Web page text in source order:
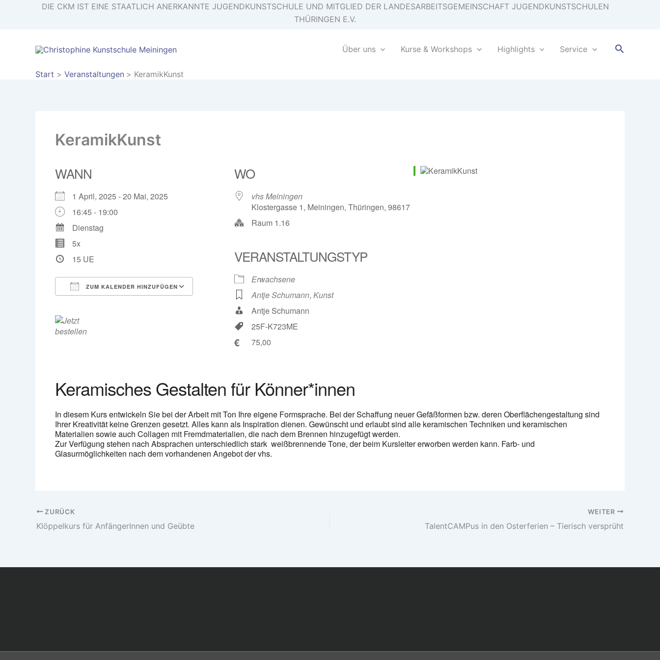
DIE CKM IST EINE STAATLICH ANERKANNTE JUGENDKUNSTSCHULE UND MITGLIED DER LANDESARBEITSGEMEINSCHAFT JUGENDKUNSTSCHULEN
THÜRINGEN E.V.
Über uns Kurse & Workshops Highlights Service Suchen
Start Veranstaltungen KeramikKunst
KeramikKunst
WANN
1 April, 2025 - 20 Mai, 2025
16:45 - 19:00
Dienstag
5x
15 UE
ZUM KALENDER HINZUFÜGEN
Google Kalender
WO
vhs Meiningen
Klostergasse 1, Meiningen, Thüringen, 98617
Raum 1.16
VERANSTALTUNGSTYP
Erwachsene
Antje Schumann, Kunst
Antje Schumann
25F-K723ME
€ 75,00
Keramisches Gestalten für Könner*innen
In diesem Kurs entwickeln Sie bei der Arbeit mit Ton Ihre eigene Formsprache. Bei der Schaffung neuer Gefäßformen bzw. deren Oberflächengestaltung sind
Ihrer Kreativität keine Grenzen gesetzt. Alles kann als Inspiration dienen. Gewünscht und erlaubt sind alle keramischen Techniken und keramischen
Materialien sowie auch Collagen mit Fremdmaterialien, die nach dem Brennen hinzugefügt werden.
Zur Verfügung stehen nach Absprachen unterschiedlich stark weißbrennende Tone, der beim Kursleiter erworben werden kann. Farb- und
Glasurmöglichkeiten nach dem vorhandenen Angebot der vhs.
ZURÜCK
Klöppelkurs für AnfängerInnen und Geübte
WEITER
TalentCAMPus in den Osterferien – Tierisch versprüht